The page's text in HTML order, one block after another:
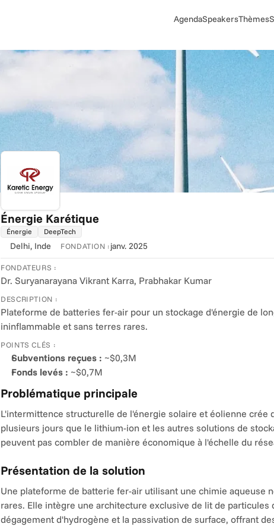
AgendaSpeakersThèmes
Énergie Karétique
Énergie DeepTech
Delhi, Inde FONDATION :janv. 2025
FONDATEURS :
Dr. Suryanarayana Vikrant Karra, Prabhakar Kumar
DESCRIPTION :
Plateforme de batteries fer-air pour un stockage d'énergie de
ininflammable et sans terres rares.
POINTS CLÉS :
Subventions reçues : ~$0,3M
Fonds levés : ~$0,7M
Problématique principale
L'intermittence structurelle de l'énergie solaire et éolienne crée
plusieurs jours que le lithium-ion et les autres solutions de
peuvent pas combler de manière économique à l'échelle du
Présentation de la solution
Une plateforme de batterie fer-air utilisant une chimie aqueuse
rares. Elle intègre une architecture exclusive de lit de particules
dégagement d'hydrogène et la passivation de surface, offrant